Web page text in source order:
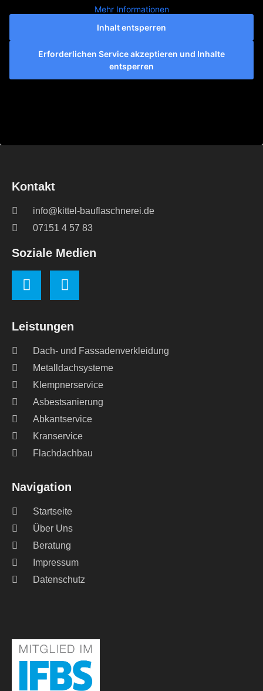
Mehr Informationen
Inhalt entsperren
Erforderlichen Service akzeptieren und Inhalte
entsperren
Navigation
Startseite
Über Uns
Beratung
Impressum
Datenschutz
Leistungen
Dach- und Fassadenverkleidung
Metalldachsysteme
Klempnerservice
Asbestsanierung
Abkantservice
Kranservice
Flachdachbau
Kontakt
info@kittel-bauflaschnerei.de
07151 4 57 83
Soziale Medien